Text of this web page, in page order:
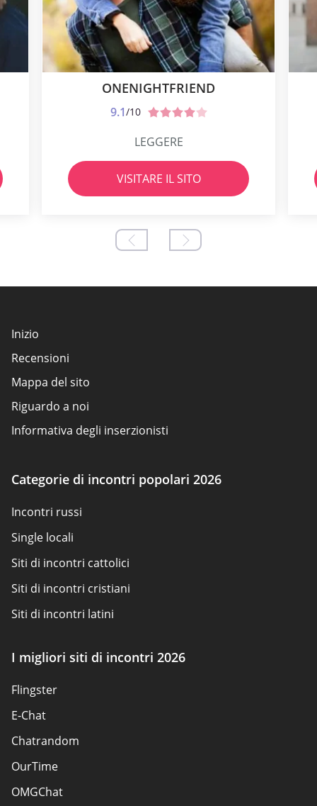
ONENIGHTFRIEND
9.1/10
LEGGERE
VISITARE IL SITO
Inizio
Recensioni
Mappa del sito
Riguardo a noi
Informativa degli inserzionisti
Politica sui cookie
Categorie di incontri popolari 2026
Incontri russi
Single locali
Siti di incontri cattolici
Siti di incontri cristiani
Siti di incontri latini
Siti scambisti
Siti di incontri popolari
Siti di incontri
App di incontri Elite
Incontri classici
I migliori siti di incontri
I migliori siti di incontri 2026
Flingster
E-Chat
Chatrandom
OurTime
OMGChat